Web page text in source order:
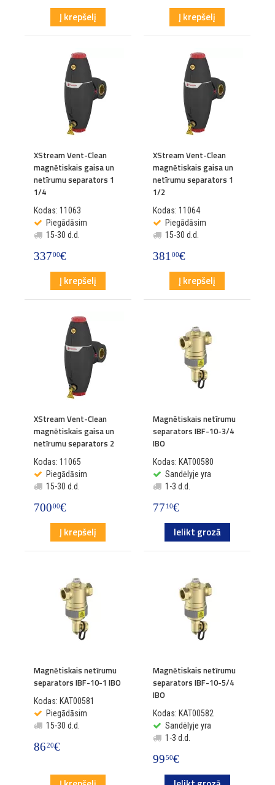
Į krepšelį Į krepšelį
XStream Vent-Clean
magnētiskais gaisa un
netīrumu separators 1
1/4
Kodas: 11063
Piegādāsim
15-30 d.d.
33700€
Į krepšelį
XStream Vent-Clean
magnētiskais gaisa un
netīrumu separators 1
1/2
Kodas: 11064
Piegādāsim
15-30 d.d.
38100€
Į krepšelį
XStream Vent-Clean
magnētiskais gaisa un
netīrumu separators 2
Kodas: 11065
Piegādāsim
15-30 d.d.
70000€
Į krepšelį
Magnētiskais netīrumu
separators IBF-10-3/4
IBO
Kodas: KAT00580
Sandėlyje yra
1-3 d.d.
77 10€
Ielikt grozā
Magnētiskais netīrumu
separators IBF-10-1 IBO
Kodas: KAT00581
Piegādāsim
15-30 d.d.
8620€
Magnētiskais netīrumu
separators IBF-10-5/4
IBO
Kodas: KAT00582
Sandėlyje yra
1-3 d.d.
9950€